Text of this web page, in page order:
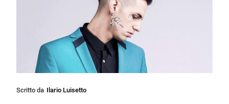
Scritto da Ilario Luisetto